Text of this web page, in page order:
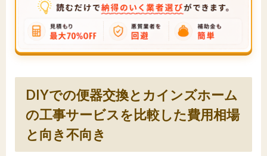
DIYでの便器交換とカインズホーム
の工事サービスを比較した費用相場
と向き不向き